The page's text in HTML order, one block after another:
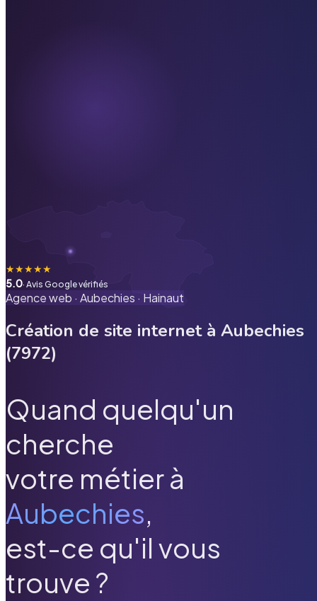
★★★★★
5.0· Avis Google vérifiés
Agence web · Aubechies · Hainaut
Création de site internet à Aubechies
(7972)
Quand quelqu'un
cherche
votre métier à
Aubechies,
est-ce qu'il vous
trouve ?